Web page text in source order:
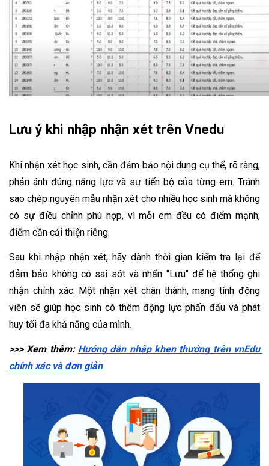
Lưu ý khi nhập nhận xét trên Vnedu
Khi nhận xét học sinh, cần đảm bảo nội dung cụ thể, rõ ràng,
phản ánh đúng năng lực và sự tiến bộ của từng em. Tránh
sao chép nguyên mẫu nhận xét cho nhiều học sinh mà không
có sự điều chỉnh phù hợp, vì mỗi em đều có điểm mạnh,
điểm cần cải thiện riêng.
Sau khi nhập nhận xét, hãy dành thời gian kiểm tra lại để
đảm bảo không có sai sót và nhấn "Lưu" để hệ thống ghi
nhận chính xác. Một nhận xét chân thành, mang tính động
viên sẽ giúp học sinh có thêm động lực phấn đấu và phát
huy tối đa khả năng của mình.
>>> Xem thêm: Hướng dẫn nhập khen thưởng trên vnEdu
chính xác và đơn giản